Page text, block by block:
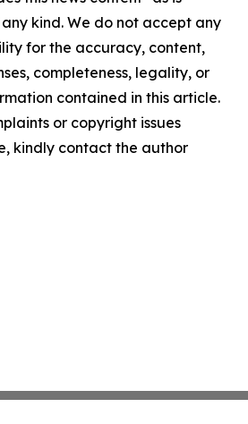
kind. We do not accept any
for the accuracy, content,
completeness, legality, or
contained in this article.
or copyright issues
kindly contact the author